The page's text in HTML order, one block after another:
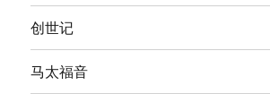
创世记
马太福音